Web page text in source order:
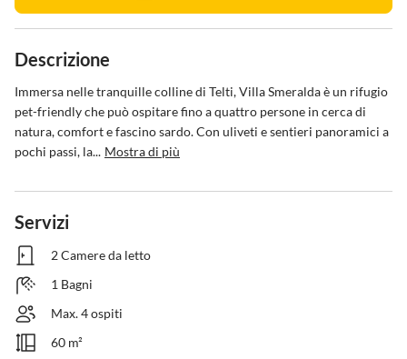
Descrizione
Immersa nelle tranquille colline di Telti, Villa Smeralda è un rifugio
pet-friendly che può ospitare fino a quattro persone in cerca di
natura, comfort e fascino sardo. Con uliveti e sentieri panoramici a
pochi passi, la... Mostra di più
Servizi
2 Camere da letto
1 Bagni
Max. 4 ospiti
60 m²